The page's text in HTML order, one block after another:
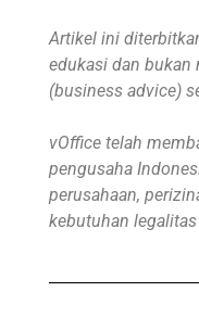
Artikel ini
edukasi dan bukan
(business advice)
vOffice telah
pengusaha
perusahaan,
kebutuhan